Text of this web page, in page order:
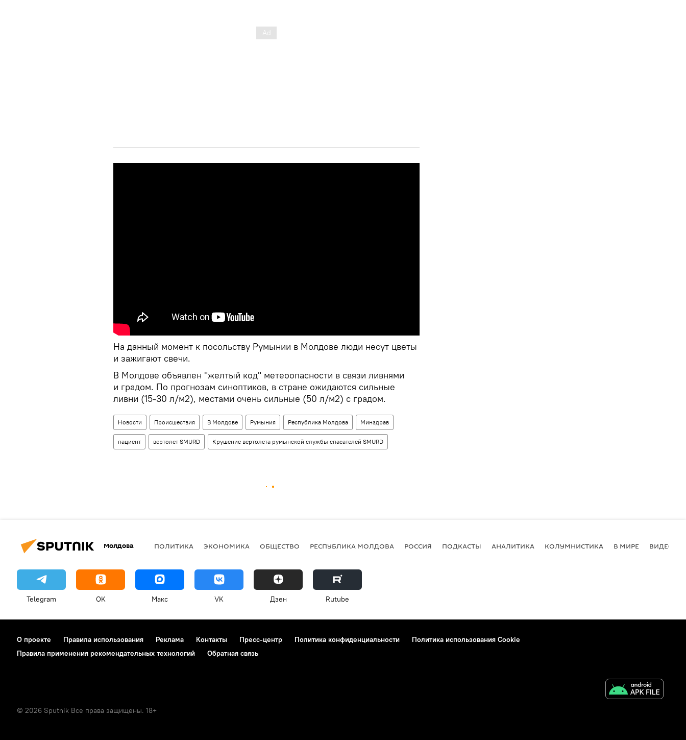
На данный момент к посольству Румынии в Молдове люди несут цветы
и зажигают свечи.
В Молдове объявлен "желтый код" метеоопасности в связи ливнями
и градом. По прогнозам синоптиков, в стране ожидаются сильные
ливни (15-30 л/м2), местами очень сильные (50 л/м2) с градом.
Новости Происшествия В Молдове Румыния Республика Молдова Минздрав
пациент вертолет SMURD Крушение вертолета румынской службы спасателей SMURD
Молдова ПОЛИТИКА ЭКОНОМИКА ОБЩЕСТВО РЕСПУБЛИКА МОЛДОВА РОССИЯ ПОДКАСТЫ АНАЛИТИКА КОЛУМНИСТИКА В МИРЕ ВИДЕО
Telegram OK Макс VK Дзен Rutube
О проекте Правила использования Реклама Контакты Пресс-центр Политика конфиденциальности
Политика использования Cookie
Правила применения рекомендательных технологий
Обратная связь
© 2026 Sputnik Все права защищены. 18+